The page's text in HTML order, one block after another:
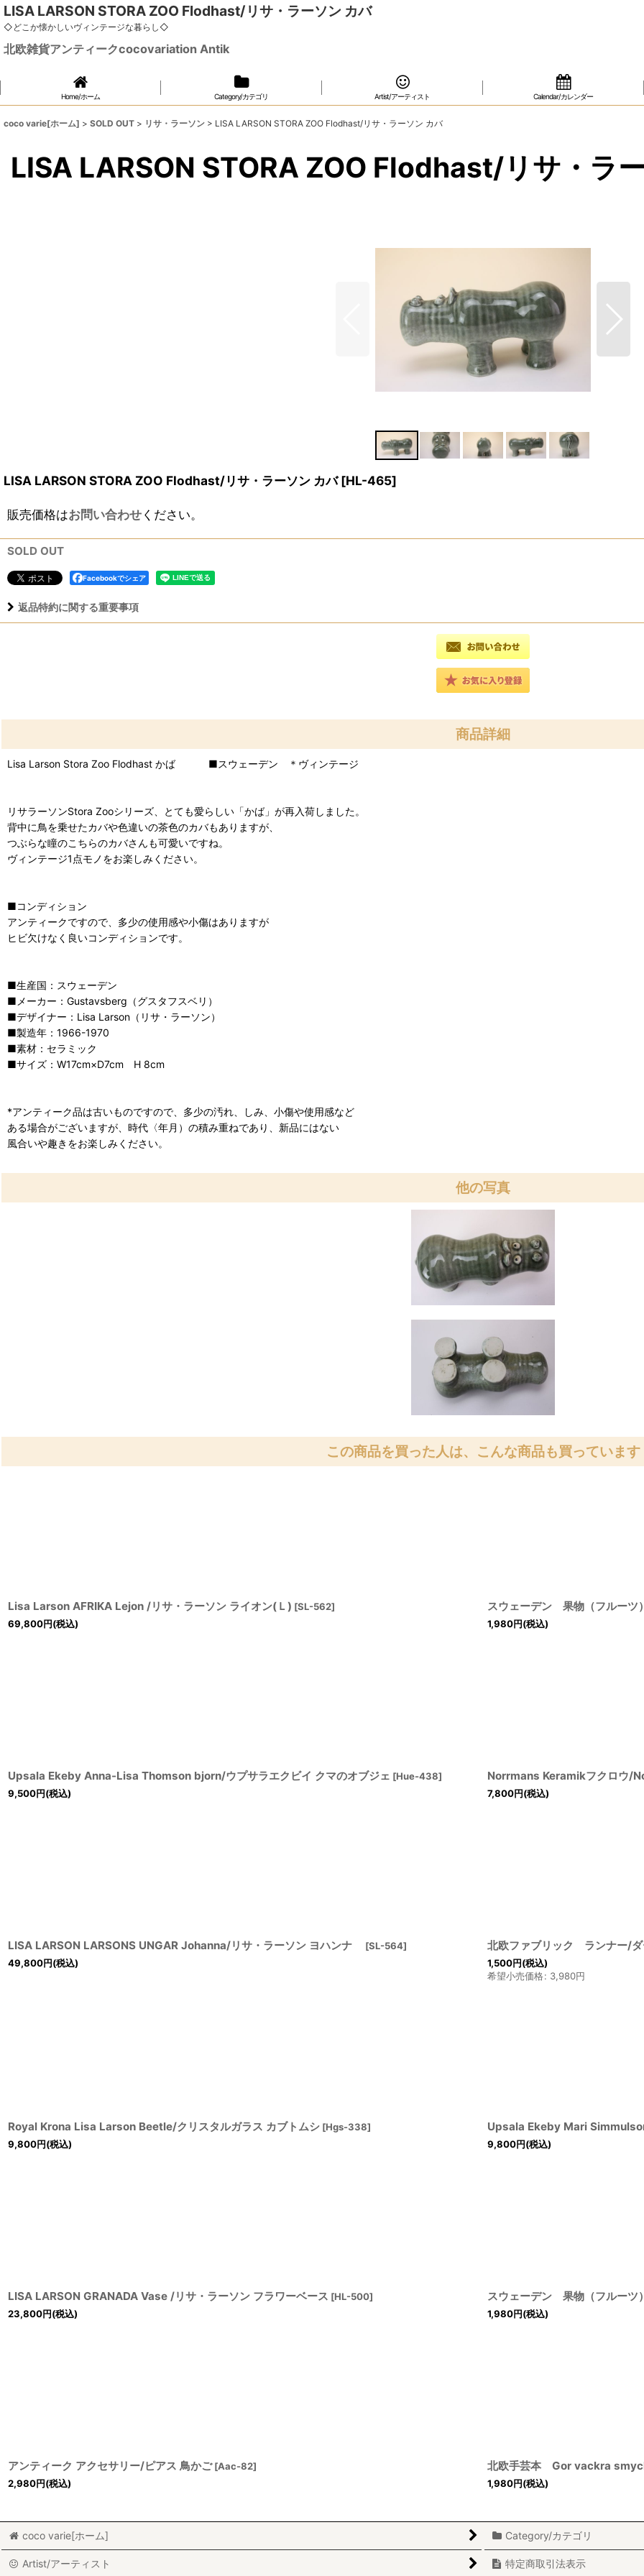
LISA LARSON STORA ZOO Flodhast/リサ・ラーソン カバ
◇どこか懐かしいヴィンテージな暮らし◇
北欧雑貨アンティークcocovariation Antik
Home/ホーム Category/カテゴリ Artist/アーティスト Calendar/カレンダー
coco varie[ホーム] > SOLD OUT > リサ・ラーソン > LISA LARSON STORA ZOO Flodhast/リサ・ラーソン カバ
LISA LARSON STORA ZOO Flodhast/リサ・ラ
LISA LARSON STORA ZOO Flodhast/リサ・ラーソン カバ [HL-465]
販売価格はお問い合わせください。
SOLD OUT
Facebookでシェア
返品特約に関する重要事項
商品詳細
Lisa Larson Stora Zoo Flodhast かば ■スウェーデン ＊ヴィンテージ
リサラーソンStora Zooシリーズ、とても愛らしい「かば」が再入荷しました。
背中に鳥を乗せたカバや色違いの茶色のカバもありますが、
つぶらな瞳のこちらのカバさんも可愛いですね。
ヴィンテージ1点モノをお楽しみください。
■コンディション
アンティークですので、多少の使用感や小傷はありますが
ヒビ欠けなく良いコンディションです。
■生産国：スウェーデン
■メーカー：Gustavsberg（グスタフスベリ）
■デザイナー：Lisa Larson（リサ・ラーソン）
■製造年：1966-1970
■素材：セラミック
■サイズ：W17cm×D7cm H 8cm
*アンティーク品は古いものですので、多少の汚れ、しみ、小傷や使用感など
ある場合がございますが、時代〈年月）の積み重ねであり、新品にはない
風合いや趣きをお楽しみください。
他の写真
この商品を買った人は、こんな商品も買っています
Lisa Larson AFRIKA Lejon /リサ・ラーソン ライオン(Ｌ) [SL-562]
69,800円(税込)
スウェーデン 果物（フルーツ
1,980円(税込)
Upsala Ekeby Anna-Lisa Thomson bjorn/ウプサラエクビイ クマのオブジェ [Hue-438]
9,500円(税込)
Norrmans Keramikフクロウ/
7,800円(税込)
LISA LARSON LARSONS UNGAR Johanna/リサ・ラーソン ヨハンナ [SL-564]
49,800円(税込)
北欧ファブリック ランナー/ダ
1,500円(税込)
希望小売価格: 3,980円
Royal Krona Lisa Larson Beetle/クリスタルガラス カブトムシ [Hgs-338]
9,800円(税込)
Upsala Ekeby Mari
9,800円(税込)
LISA LARSON GRANADA Vase /リサ・ラーソン フラワーベース [HL-500]
23,800円(税込)
スウェーデン 果物（フルーツ
1,980円(税込)
アンティーク アクセサリー/ピアス 鳥かご [Aac-82]
2,980円(税込)
北欧手芸本 Gor vackra
1,980円(税込)
coco varie[ホーム] Category/カテゴリ
Artist/アーティスト 特定商取引法表示